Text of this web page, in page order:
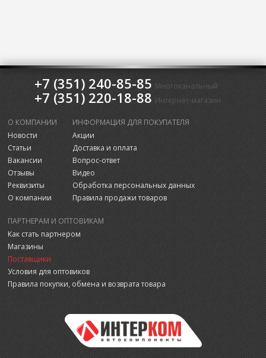
+7 (351) 240-85-85 Многоканальный
+7 (351) 220-18-88 Интернет-магазин
О КОМПАНИИ
Новости
Статьи
Вакансии
Отзывы
Реквизиты
О компании
ИНФОРМАЦИЯ ДЛЯ ПОКУПАТЕЛЯ
Акции
Доставка и оплата
Вопрос-ответ
Видео
Обработка персональных данных
Правила продажи товаров
ПАРТНЕРАМ И ОПТОВИКАМ
Как стать партнером
Магазины
Поставщики
Условия для оптовиков
Правила покупки, обмена и возврата товара